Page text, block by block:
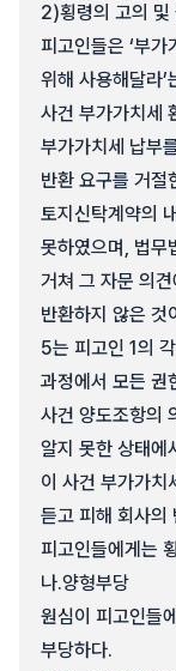
2)횡령의 고의 및
피고인들은 ‘부
위해 사용해달라’
사건 부가가치세
부가가치세 납부
반환 요구를 거절
토지신탁계약의
못하였으며, 법무
거쳐 그 자문 의
반환하지 않은
5는 피고인 1의
과정에서 모든 권
사건 양도조항의
알지 못한 상태에
이 사건 부가가치
듣고 피해 회사의
피고인들에게는
나.양형부당
원심이 피고인들
부당하다.